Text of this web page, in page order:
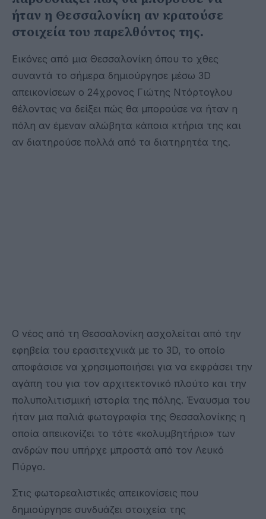
ήταν η Θεσσαλονίκη αν κρατούσε
στοιχεία του παρελθόντος της.
Εικόνες από μια Θεσσαλονίκη όπου το χθες
συναντά το σήμερα δημιούργησε μέσω 3D
απεικονίσεων ο 24χρονος Γιώτης Ντόρτογλου
θέλοντας να δείξει πώς θα μπορούσε να ήταν η
πόλη αν έμεναν αλώβητα κάποια κτήρια της και
αν διατηρούσε πολλά από τα διατηρητέα της.
Ο νέος από τη Θεσσαλονίκη ασχολείται από την
εφηβεία του ερασιτεχνικά με το 3D, το οποίο
αποφάσισε να χρησιμοποιήσει για να εκφράσει την
αγάπη του για τον αρχιτεκτονικό πλούτο και την
πολυπολιτισμική ιστορία της πόλης. Έναυσμα του
ήταν μια παλιά φωτογραφία της Θεσσαλονίκης η
οποία απεικονίζει το τότε «κολυμβητήριο» των
ανδρών που υπήρχε μπροστά από τον Λευκό
Πύργο.
Στις φωτορεαλιστικές απεικονίσεις που
δημιούργησε συνδυάζει στοιχεία της